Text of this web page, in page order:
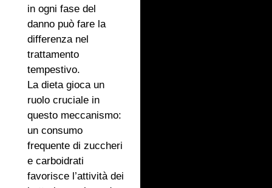
in ogni fase del
danno può fare la
differenza nel
trattamento
tempestivo.
La dieta gioca un
ruolo cruciale in
questo meccanismo:
un consumo
frequente di zuccheri
e carboidrati
favorisce l’attività dei